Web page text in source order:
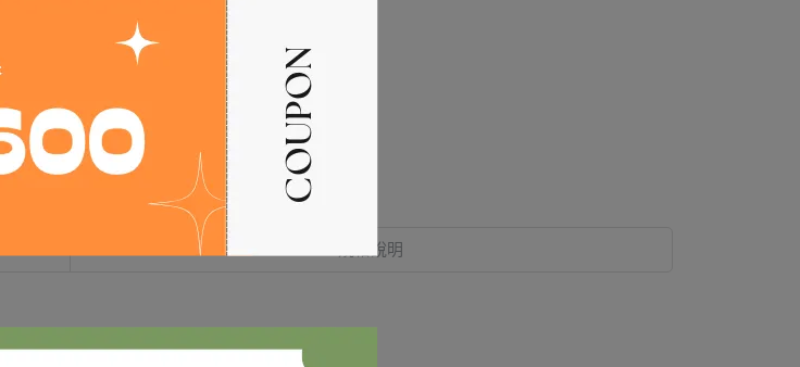
規格說明